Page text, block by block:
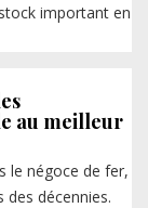
important en
au meilleur
le négoce de fer,
décennies.